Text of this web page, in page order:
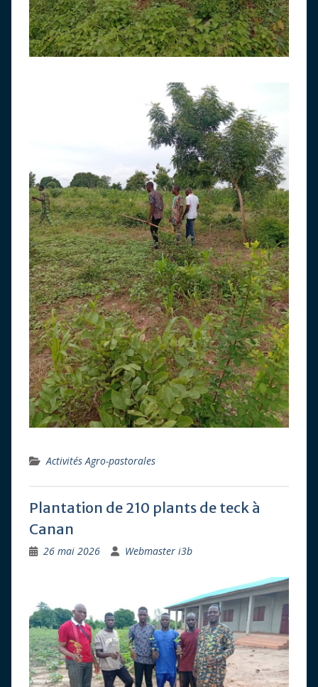
Activités Agro-pastorales
Plantation de 210 plants de teck à
Canan
26 mai 2026 Webmaster i3b